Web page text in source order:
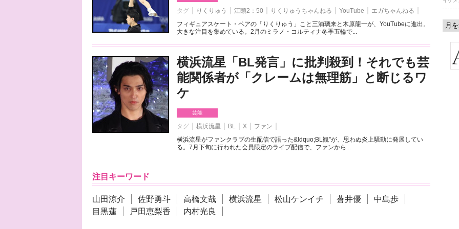
タグ りくりゅう 江頭2：50 りくりゅうちゃんねる YouTube
エガちゃんねる
フィギュアスケート・ペアの「りくりゅう」こと三浦璃来と木原龍一が、YouTubeに進出。
大きな注目を集めている。2月のミラノ・コルティナ冬季五輪で...
横浜流星「BL発言」に批判殺到！それでも芸
能関係者が「クレームは無理筋」と断じるワ
ケ
芸能
タグ 横浜流星 BL X
ファン
横浜流星がファンクラブの生配信で語った&ldquo;BL観”が、思わぬ炎上騒動に発展してい
る。7月下旬に行われた会員限定のライブ配信で、ファンから...
注目キーワード
山田涼介 佐野勇斗 高橋文哉 横浜流星 松山ケンイチ 蒼井優
中島歩
目黒蓮
戸田恵梨香 内村光良